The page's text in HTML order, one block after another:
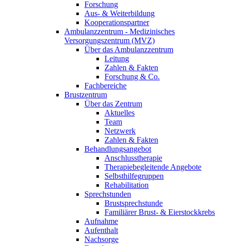
Forschung
Aus- & Weiterbildung
Kooperationspartner
Ambulanzzentrum - Medizinisches
Versorgungszentrum (MVZ)
Über das Ambulanzzentrum
Leitung
Zahlen & Fakten
Forschung & Co.
Fachbereiche
Brustzentrum
Über das Zentrum
Aktuelles
Team
Netzwerk
Zahlen & Fakten
Behandlungsangebot
Anschlusstherapie
Therapiebegleitende Angebote
Selbsthilfegruppen
Rehabilitation
Sprechstunden
Brustsprechstunde
Familiärer Brust- & Eierstockkrebs
Aufnahme
Aufenthalt
Nachsorge